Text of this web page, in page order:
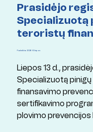
Prasidėjo
Specializuotą
teroristų
kompetencijų
Paskelbta: 2026 13 liepos
Liepos 13 d.,
Specializuotą
finansavimo
sertifikavimo
plovimo